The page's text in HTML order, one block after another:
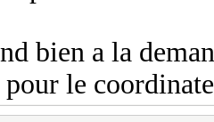
bien a la
pour le